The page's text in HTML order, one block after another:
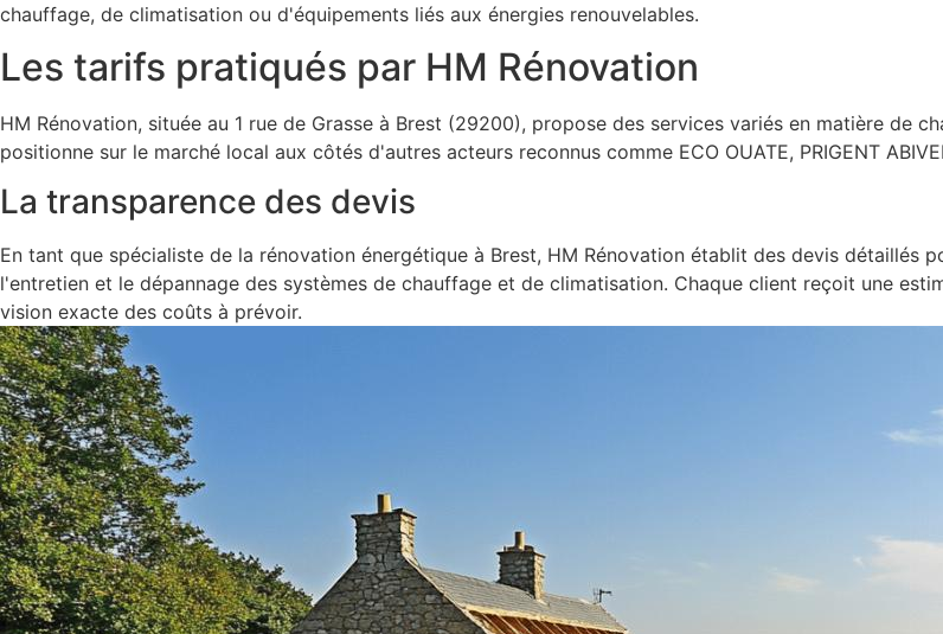
chauffage, de climatisation ou d'équipements liés aux énergies renouvelables.
Les tarifs pratiqués par HM Rénovation
HM Rénovation, située au 1 rue de Grasse à Brest (29200), propose des services variés en matière de
positionne sur le marché local aux côtés d'autres acteurs reconnus comme ECO OUATE, PRIGENT
La transparence des devis
En tant que spécialiste de la rénovation énergétique à Brest, HM Rénovation établit des devis détaillés
l'entretien et le dépannage des systèmes de chauffage et de climatisation. Chaque client reçoit une
vision exacte des coûts à prévoir.